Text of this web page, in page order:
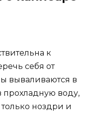
к
себя от
вываливаются в
прохладную воду,
ноздри и